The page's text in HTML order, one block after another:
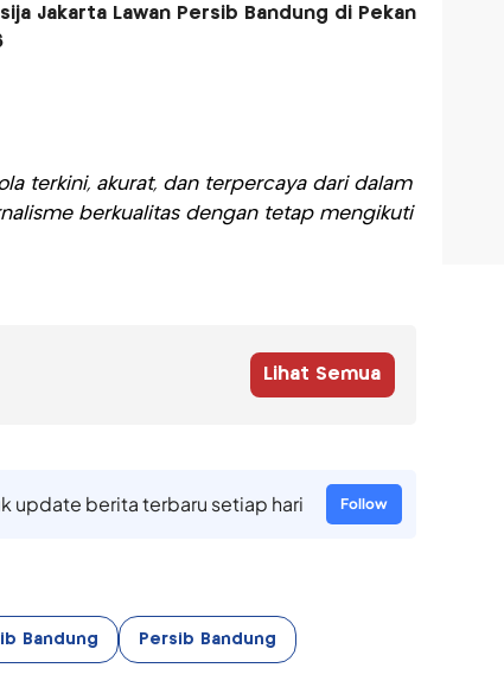
Jakarta Lawan Persib Bandung di Pekan
terkini, akurat, dan terpercaya dari dalam
berkualitas dengan tetap mengikuti
Lihat Semua
update berita terbaru setiap hari Follow
Bandung Persib Bandung